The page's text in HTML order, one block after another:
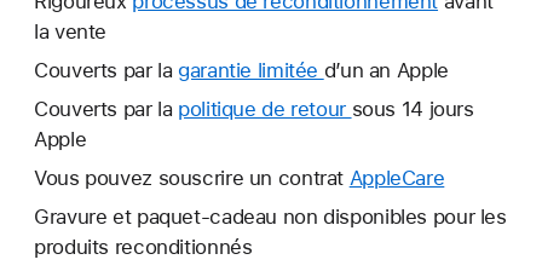
la vente
Couverts par la garantie limitée Une
nouvelle
d’un an Apple
Couverts par la politique de retour Une
fenêtre
sous 14 jours
Apple
Vous pouvez souscrire un contrat AppleCare
nouvelle
Gravure et paquet-cadeau non disponibles pour les
produits reconditionnés